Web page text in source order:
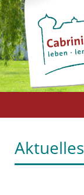
Aktuelles